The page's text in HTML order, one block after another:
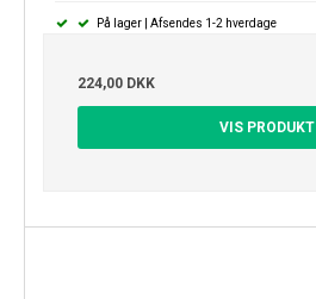
På lager | Afsendes 1-2 hverdage
224,00 DKK
VIS PRODUKT